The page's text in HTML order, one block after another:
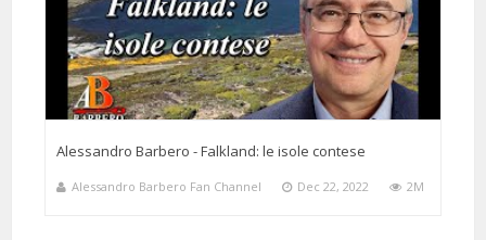
Alessandro Barbero - Falkland: le isole contese
Alessandro Barbero Fan Channel Dec 22, 2022 2M